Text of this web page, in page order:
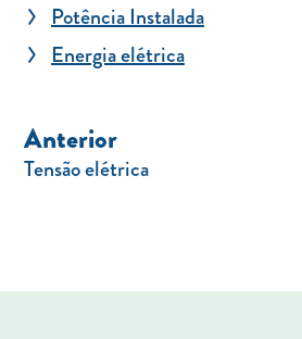
Potência Instalada
Energia elétrica
Anterior
Tensão elétrica